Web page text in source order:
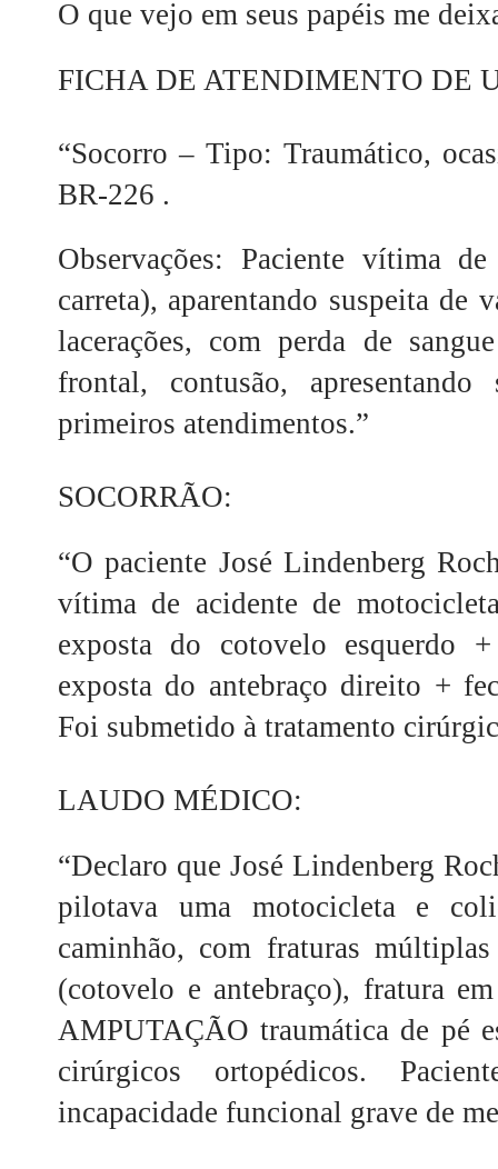
O que vejo em seus papéis me
FICHA DE ATENDIMENTO DE
“Socorro – Tipo: Traumático,
BR-226 .
Observações: Paciente vítima
carreta), aparentando suspeita de
lacerações, com perda de
frontal, contusão,
primeiros atendimentos.”
SOCORRÃO:
“O paciente José Lindenberg
vítima de acidente de
exposta do cotovelo esquerdo
exposta do antebraço direito +
Foi submetido à tratamento
LAUDO MÉDICO:
“Declaro que José Lindenberg
pilotava uma motocicleta e
caminhão, com fraturas
(cotovelo e antebraço), fratura
AMPUTAÇÃO traumática de pé
cirúrgicos ortopédicos.
incapacidade funcional grave de